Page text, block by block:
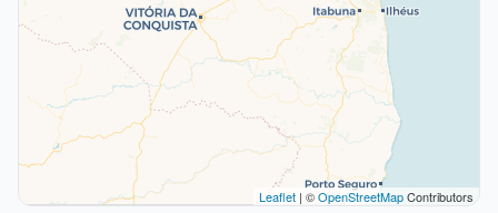
Leaflet | ©OpenStreetMapContributors